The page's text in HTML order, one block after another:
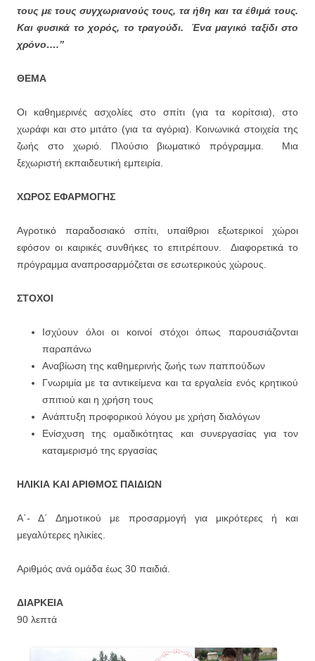
τους με τους συγχωριανούς τους, τα ήθη και τα έθιμά τους.
Και φυσικά το χορός, το τραγούδι. Ένα μαγικό ταξίδι στο
χρόνο….’’
ΘΕΜΑ
Οι καθημερινές ασχολίες στο σπίτι (για τα κορίτσια), στο
χωράφι και στο μιτάτο (για τα αγόρια). Κοινωνικά στοιχεία της
ζωής στο χωριό. Πλούσιο βιωματικό πρόγραμμα. Μια
ξεχωριστή εκπαιδευτική εμπειρία.
ΧΩΡΟΣ ΕΦΑΡΜΟΓΗΣ
Αγροτικό παραδοσιακό σπίτι, υπαίθριοι εξωτερικοί χώροι
εφόσον οι καιρικές συνθήκες το επιτρέπουν.
Διαφορετικά το
πρόγραμμα αναπροσαρμόζεται σε εσωτερικούς χώρους.
ΣΤΟΧΟΙ
Ισχύουν όλοι οι κοινοί στόχοι όπως παρουσιάζονται
παραπάνω
Αναβίωση της καθημερινής ζωής των παππούδων
Γνωριμία με τα αντικείμενα και τα εργαλεία ενός κρητικού
σπιτιού και η χρήση τους
Ανάπτυξη προφορικού λόγου με χρήση διαλόγων
Ενίσχυση της ομαδικότητας και συνεργασίας για τον
καταμερισμό της εργασίας
ΗΛΙΚΙΑ ΚΑΙ ΑΡΙΘΜΟΣ ΠΑΙΔΙΩΝ
Α΄- Δ΄ Δημοτικού με προσαρμογή για μικρότερες ή και
μεγαλύτερες ηλικίες.
Αριθμός ανά ομάδα έως 30 παιδιά.
ΔΙΑΡΚΕΙΑ
90 λεπτά